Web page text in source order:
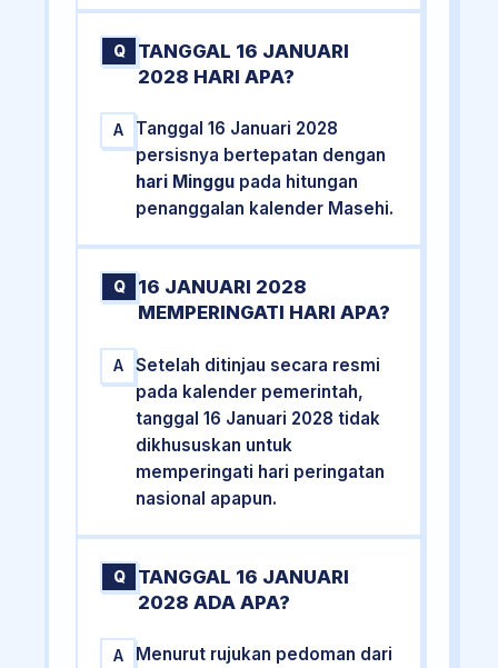
Q
TANGGAL 16 JANUARI
2028 HARI APA?
A
Tanggal 16 Januari 2028
persisnya bertepatan dengan
hari Minggu pada hitungan
penanggalan kalender Masehi.
Q
16 JANUARI 2028
MEMPERINGATI HARI APA?
A
Setelah ditinjau secara resmi
pada kalender pemerintah,
tanggal 16 Januari 2028 tidak
dikhususkan untuk
memperingati hari peringatan
nasional apapun.
Q
TANGGAL 16 JANUARI
2028 ADA APA?
A
Menurut rujukan pedoman dari